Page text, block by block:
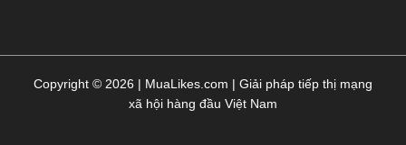
Copyright © 2026 | MuaLikes.com | Giải pháp tiếp thị mạng
xã hội hàng đầu Việt Nam